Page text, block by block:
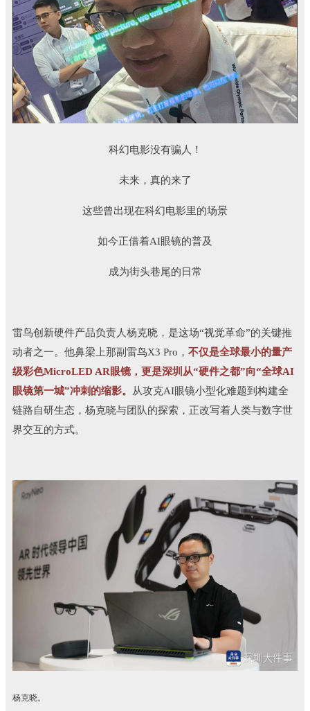
科幻电影没有骗人！
未来，真的来了
这些曾出现在科幻电影里的场景
如今正借着AI眼镜的普及
成为街头巷尾的日常
雷鸟创新硬件产品负责人杨克晓，是这场“视觉革命”的关键推
动者之一。他鼻梁上那副雷鸟X3 Pro， 不仅是全球最小的量产
级彩色MicroLED AR眼镜，更是深圳从“硬件之都”向“全球AI
眼镜第一城”冲刺的缩影。
从攻克AI眼镜小型化难题到构建全
链路自研生态，杨克晓与团队的探索，正改写着人类与数字世
界交互的方式。
杨克晓。